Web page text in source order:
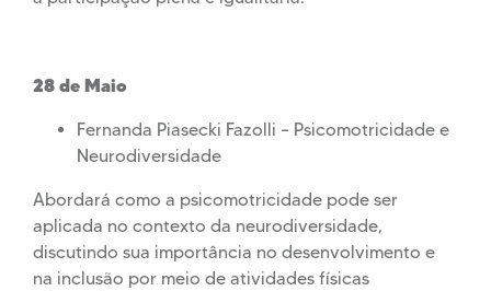
28 de Maio
Fernanda Piasecki Fazolli – Psicomotricidade e
Neurodiversidade
Abordará como a psicomotricidade pode ser
aplicada no contexto da neurodiversidade,
discutindo sua importância no desenvolvimento e
na inclusão por meio de atividades físicas